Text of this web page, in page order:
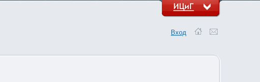
Вход